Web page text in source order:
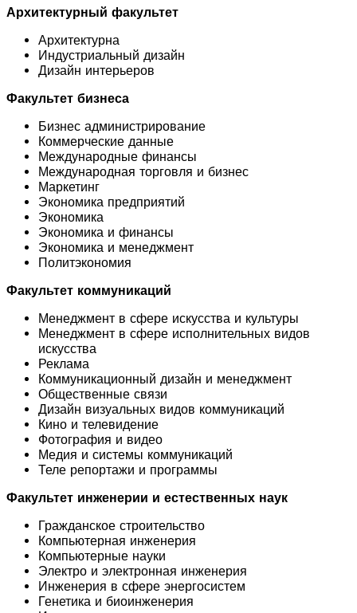
Архитектурный факультет
Архитектурна
Индустриальный дизайн
Дизайн интерьеров
Факультет бизнеса
Бизнес администрирование
Коммерческие данные
Международные финансы
Международная торговля и бизнес
Маркетинг
Экономика предприятий
Экономика
Экономика и финансы
Экономика и менеджмент
Политэкономия
Факультет коммуникаций
Менеджмент в сфере искусства и культуры
Менеджмент в сфере исполнительных видов
искусства
Реклама
Коммуникационный дизайн и менеджмент
Общественные связи
Дизайн визуальных видов коммуникаций
Кино и телевидение
Фотография и видео
Медия и системы коммуникаций
Теле репортажи и программы
Факультет инженерии и естественных наук
Гражданское строительство
Компьютерная инженерия
Компьютерные науки
Электро и электронная инженерия
Инженерия в сфере энергосистем
Генетика и биоинженерия